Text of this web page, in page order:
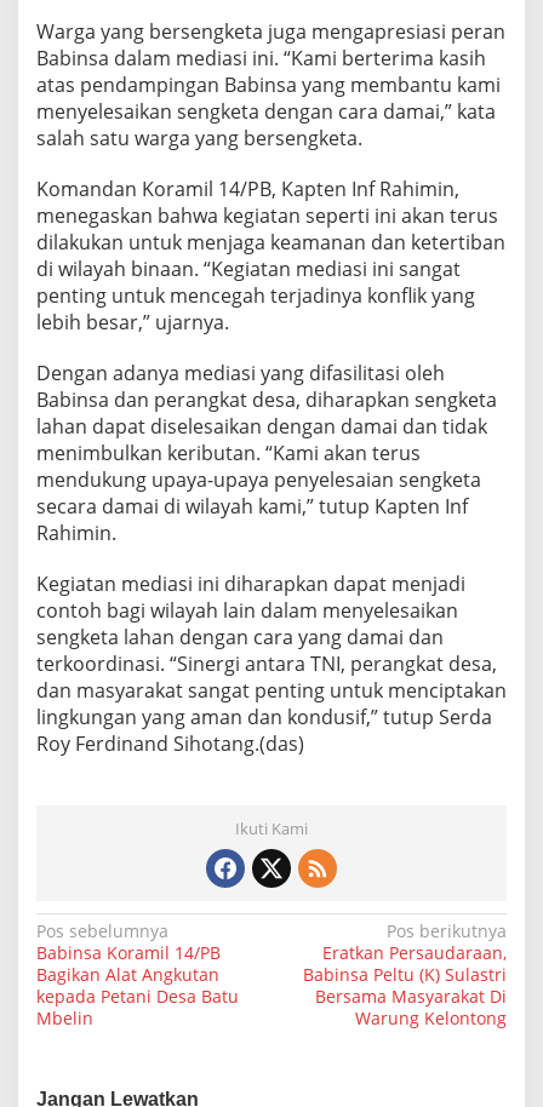
Warga yang bersengketa juga mengapresiasi peran
Babinsa dalam mediasi ini. “Kami berterima kasih
atas pendampingan Babinsa yang membantu kami
menyelesaikan sengketa dengan cara damai,” kata
salah satu warga yang bersengketa.
Komandan Koramil 14/PB, Kapten Inf Rahimin,
menegaskan bahwa kegiatan seperti ini akan terus
dilakukan untuk menjaga keamanan dan ketertiban
di wilayah binaan. “Kegiatan mediasi ini sangat
penting untuk mencegah terjadinya konflik yang
lebih besar,” ujarnya.
Dengan adanya mediasi yang difasilitasi oleh
Babinsa dan perangkat desa, diharapkan sengketa
lahan dapat diselesaikan dengan damai dan tidak
menimbulkan keributan. “Kami akan terus
mendukung upaya-upaya penyelesaian sengketa
secara damai di wilayah kami,” tutup Kapten Inf
Rahimin.
Kegiatan mediasi ini diharapkan dapat menjadi
contoh bagi wilayah lain dalam menyelesaikan
sengketa lahan dengan cara yang damai dan
terkoordinasi. “Sinergi antara TNI, perangkat desa,
dan masyarakat sangat penting untuk menciptakan
lingkungan yang aman dan kondusif,” tutup Serda
Roy Ferdinand Sihotang.(das)
Ikuti Kami
N
a
v
Pos sebelumnya
Babinsa Koramil 14/PB
Bagikan Alat Angkutan
kepada Petani Desa Batu
Mbelin
Pos berikutnya
Eratkan Persaudaraan,
Babinsa Peltu (K) Sulastri
Bersama Masyarakat Di
Warung Kelontong
Jangan Lewatkan